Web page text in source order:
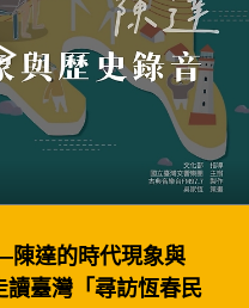
陳達的時代現象與
讀臺灣「尋訪恆春民